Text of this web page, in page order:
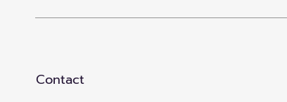
Contact